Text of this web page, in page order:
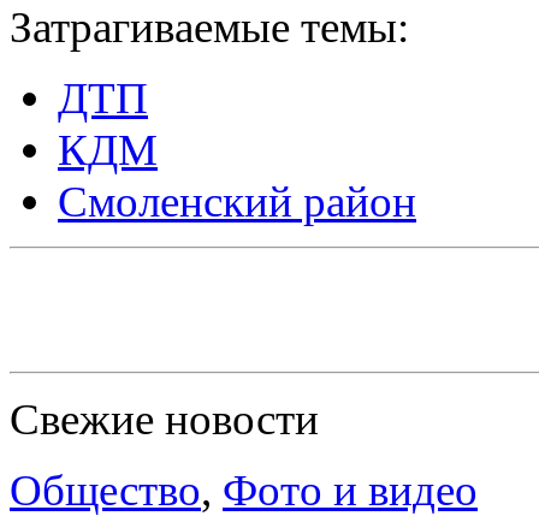
Затрагиваемые темы:
ДТП
КДМ
Смоленский район
Свежие новости
Общество, Фото и видео